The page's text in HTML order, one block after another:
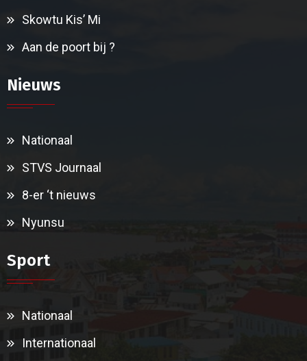
Skowtu Kis’ Mi
Aan de poort bij ?
Nieuws
Nationaal
STVS Journaal
8-er ‘t nieuws
Nyunsu
Sport
Nationaal
Internationaal